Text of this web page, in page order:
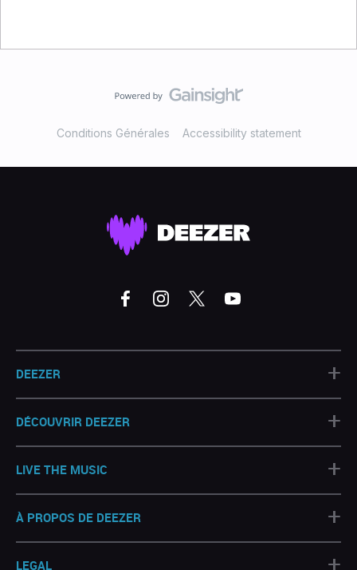
Conditions Générales Accessibility statement
DEEZER +
DÉCOUVRIR DEEZER +
LIVE THE MUSIC +
À PROPOS DE DEEZER +
LEGAL +